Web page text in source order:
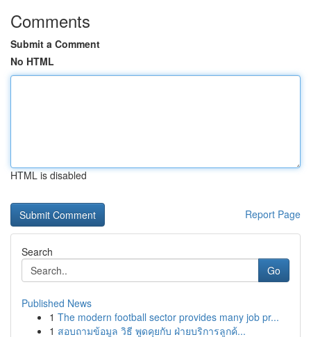
Comments
Submit a Comment
No HTML
HTML is disabled
Report Page
Search
Go
Published News
1 The modern football sector provides many job pr...
1 สอบถามข้อมูล วิธี พูดคุยกับ ฝ่ายบริการลูกค้...